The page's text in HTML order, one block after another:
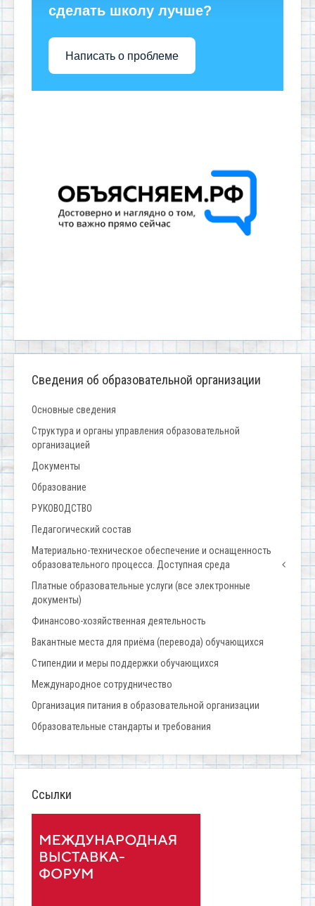
сделать школу лучше?
Написать о проблеме
Сведения об образовательной организации
Основные сведения
Структура и органы управления образовательной
организацией
Документы
Образование
РУКОВОДСТВО
Педагогический состав
Материально-техническое обеспечение и оснащенность
образовательного процесса. Доступная среда
Платные образовательные услуги (все электронные
документы)
Финансово-хозяйственная деятельность
Вакантные места для приёма (перевода) обучающихся
Стипендии и меры поддержки обучающихся
Международное сотрудничество
Организация питания в образовательной организации
Образовательные стандарты и требования
Ссылки